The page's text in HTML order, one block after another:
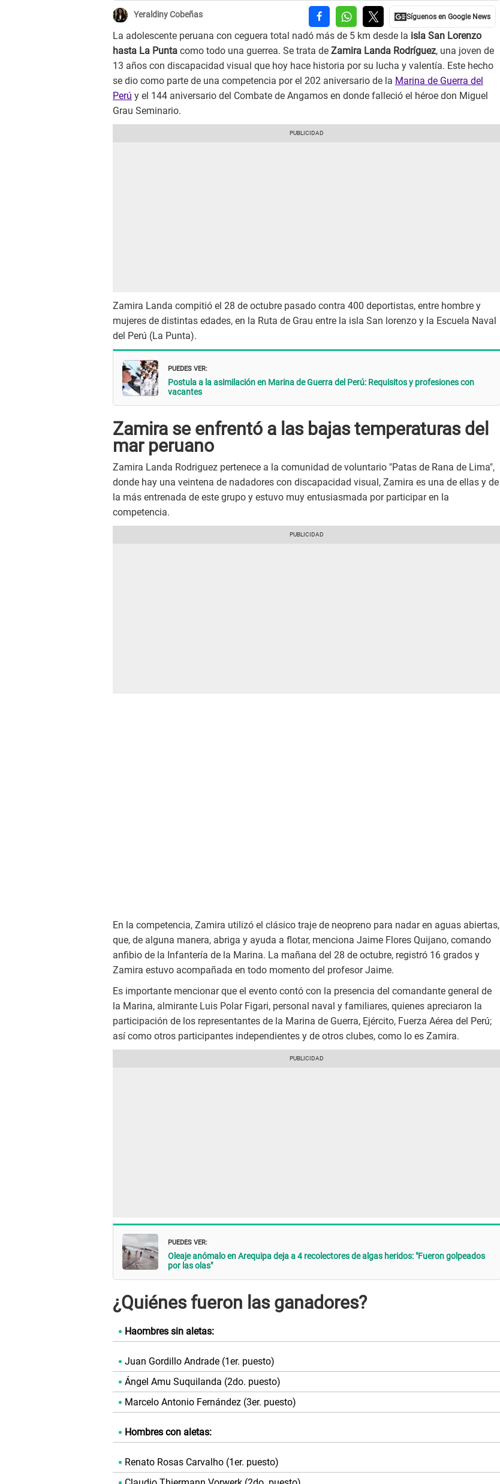
Yeraldiny Cobeñas
La adolescente peruana con ceguera total nadó más de 5 km desde la isla San Lorenzo
hasta La Punta como todo una guerrea. Se trata de Zamira Landa Rodríguez, una joven de
13 años con discapacidad visual que hoy hace historia por su lucha y valentía. Este hecho
se dio como parte de una competencia por el 202 aniversario de la Marina de Guerra del
Perú y el 144 aniversario del Combate de Angamos en donde falleció el héroe don Miguel
Grau Seminario.
Zamira Landa compitió el 28 de octubre pasado contra 400 deportistas, entre hombre y
mujeres de distintas edades, en la Ruta de Grau entre la isla San lorenzo y la Escuela Naval
del Perú (La Punta).
PUEDES VER:
Postula a la asimilación en Marina de Guerra del Perú: Requisitos y profesiones con
vacantes
Zamira se enfrentó a las bajas temperaturas del
mar peruano
Zamira Landa Rodriguez pertenece a la comunidad de voluntario "Patas de Rana de Lima",
donde hay una veintena de nadadores con discapacidad visual, Zamira es una de ellas y de
la más entrenada de este grupo y estuvo muy entusiasmada por participar en la
competencia.
En la competencia, Zamira utilizó el clásico traje de neopreno para nadar en aguas abiertas,
que, de alguna manera, abriga y ayuda a flotar, menciona Jaime Flores Quijano, comando
anfibio de la Infantería de la Marina. La mañana del 28 de octubre, registró 16 grados y
Zamira estuvo acompañada en todo momento del profesor Jaime.
Es importante mencionar que el evento contó con la presencia del comandante general de
la Marina, almirante Luis Polar Figari, personal naval y familiares, quienes apreciaron la
participación de los representantes de la Marina de Guerra, Ejército, Fuerza Aérea del Perú;
así como otros participantes independientes y de otros clubes, como lo es Zamira.
PUEDES VER:
Oleaje anómalo en Arequipa deja a 4 recolectores de algas heridos: "Fueron golpeados
por las olas"
¿Quiénes fueron las ganadores?
Haombres sin aletas:
Juan Gordillo Andrade (1er. puesto)
Ángel Amu Suquilanda (2do. puesto)
Marcelo Antonio Fernández (3er. puesto)
Hombres con aletas:
Renato Rosas Carvalho (1er. puesto)